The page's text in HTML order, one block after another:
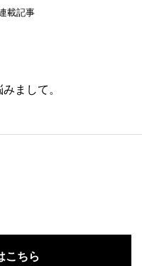
載記事
まして。
こちら